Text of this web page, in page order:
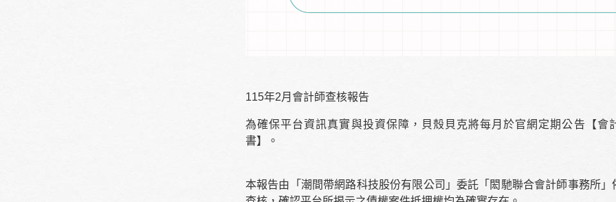
115年2月會計師查核報告
為確保平台資訊真實與投資保障，貝殼貝克將每月於官網定期公告【會
書】。
本報告由「潮間帶網路科技股份有限公司」委託「閎馳聯合會計師事務所」